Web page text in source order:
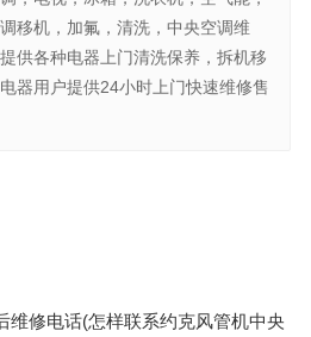
移机，加氟，清洗，中央空调维
供各种电器上门清洗保养，拆机移
器用户提供24小时上门快速维修售
维修电话(怎样联系约克风管机中央